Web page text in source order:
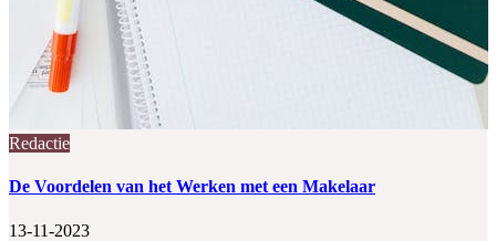
Redactie
De Voordelen van het Werken met een Makelaar
13-11-2023